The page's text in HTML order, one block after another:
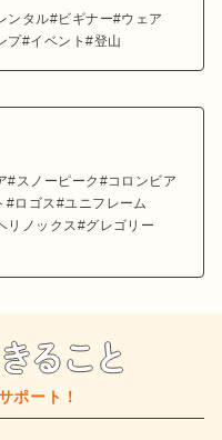
ンタル ビギナー
ウェア
プ イベント 登山
スノーピーク
コロンビア
ロゴス
ユニフレーム
リノックス
グレゴリー
ポート！